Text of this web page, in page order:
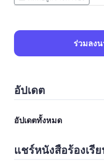
hónapos várólistával.
szakvélemények
megfelelnek a szakmai
3. A régi diagnózisok
újraminősítését, hogy
ร่วมลง
อัปเดต
อัปเดตทั้งหมด
แชร์หนังสือร้องเรี